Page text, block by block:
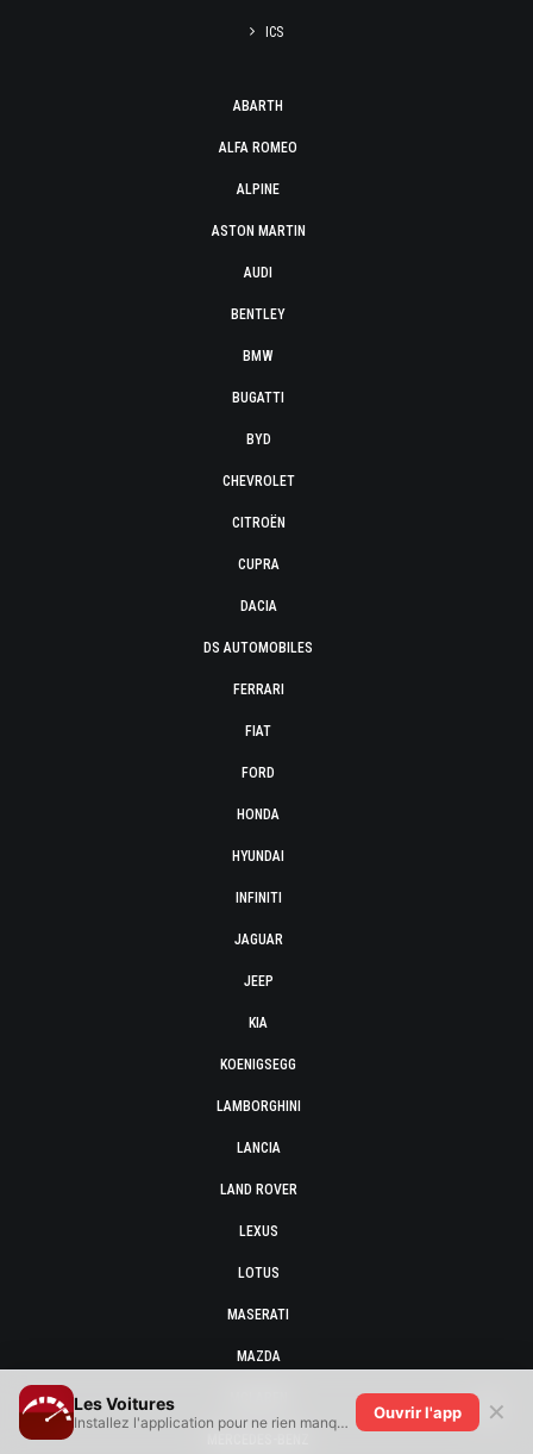
ICS
ABARTH
ALFA ROMEO
ALPINE
ASTON MARTIN
AUDI
BENTLEY
BMW
BUGATTI
BYD
CHEVROLET
CITROËN
CUPRA
DACIA
DS AUTOMOBILES
FERRARI
FIAT
FORD
HONDA
HYUNDAI
INFINITI
JAGUAR
JEEP
KIA
KOENIGSEGG
LAMBORGHINI
LANCIA
LAND ROVER
LEXUS
LOTUS
MASERATI
MAZDA
Les Voitures
Installez l'application pour ne rien manquer !
Ouvrir l'app ✕